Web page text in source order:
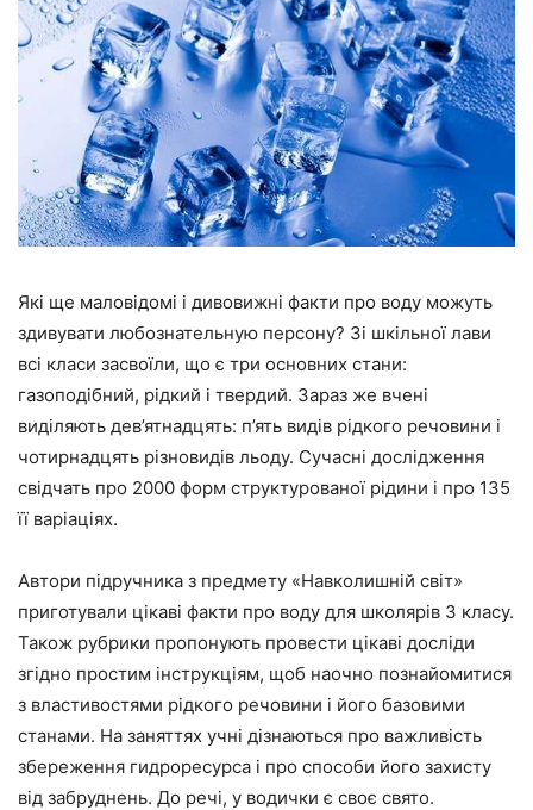
Які ще маловідомі і дивовижні факти про воду можуть
здивувати любознательную персону? Зі шкільної лави
всі класи засвоїли, що є три основних стани:
газоподібний, рідкий і твердий. Зараз же вчені
виділяють дев’ятнадцять: п’ять видів рідкого речовини і
чотирнадцять різновидів льоду. Сучасні дослідження
свідчать про 2000 форм структурованої рідини і про 135
її варіаціях.
Автори підручника з предмету «Навколишній світ»
приготували цікаві факти про воду для школярів 3 класу.
Також рубрики пропонують провести цікаві досліди
згідно простим інструкціям, щоб наочно познайомитися
з властивостями рідкого речовини і його базовими
станами. На заняттях учні дізнаються про важливість
збереження гидроресурса і про способи його захисту
від забруднень. До речі, у водички є своє свято.